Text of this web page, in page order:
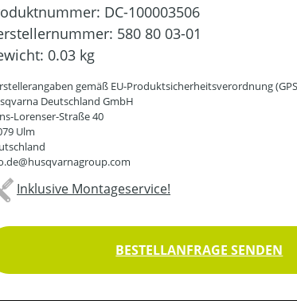
DC-100003506
580 80 03-01
0.03 kg
gemäß EU-Produktsicherheitsverordnung
Deutschland GmbH
Lorenser-Straße 40
Ulm
Inklusive Montageservice!
BESTELLANFRAGE SENDEN